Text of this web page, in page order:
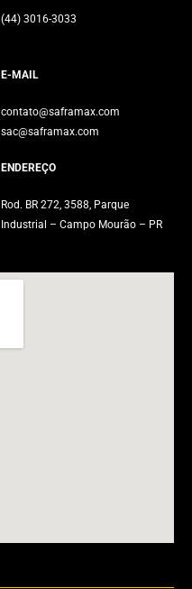
(44) 3016-3033
E-MAIL
contato@saframax.com
sac@saframax.com
ENDEREÇO
Rod. BR 272, 3588, Parque
Industrial – Campo Mourão – PR